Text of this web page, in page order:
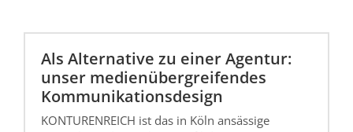
Als Alternative zu einer Agentur:
unser medienübergreifendes
Kommunikationsdesign
KONTURENREICH ist das in Köln ansässige